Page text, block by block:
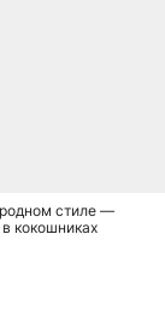
стиле —
кокошниках